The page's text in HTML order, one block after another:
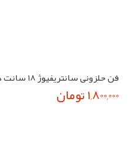
فن حلزونی سانتریفیوژ 18 سانت دستگاه جوجه کشی
1,800,000 تومان